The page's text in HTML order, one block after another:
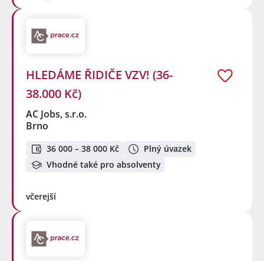
HLEDÁME ŘIDIČE VZV! (36-
38.000 Kč)
AC Jobs, s.r.o.
Brno
36 000 – 38 000 Kč
Plný úvazek
Vhodné také pro absolventy
včerejší